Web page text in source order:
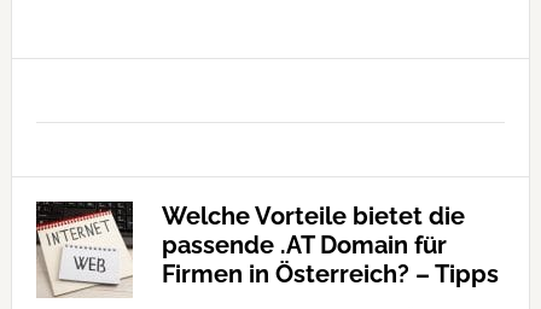
Welche Vorteile bietet die
passende .AT Domain für
Firmen in Österreich? – Tipps